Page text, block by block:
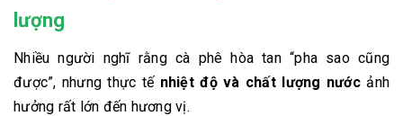
lượng
Nhiều người nghĩ rằng cà phê hòa tan “pha sao cũng
được”, nhưng thực tế nhiệt độ và chất lượng nướcảnh
hưởng rất lớn đến hương vị.